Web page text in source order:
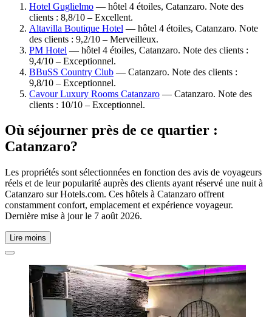
Hotel Guglielmo — hôtel 4 étoiles, Catanzaro. Note des
clients : 8,8/10 – Excellent.
Altavilla Boutique Hotel — hôtel 4 étoiles, Catanzaro. Note
des clients : 9,2/10 – Merveilleux.
PM Hotel — hôtel 4 étoiles, Catanzaro. Note des clients :
9,4/10 – Exceptionnel.
BBuSS Country Club — Catanzaro. Note des clients :
9,8/10 – Exceptionnel.
Cavour Luxury Rooms Catanzaro — Catanzaro. Note des
clients : 10/10 – Exceptionnel.
Où séjourner près de ce quartier :
Catanzaro?
Les propriétés sont sélectionnées en fonction des avis de voyageurs
réels et de leur popularité auprès des clients ayant réservé une nuit à
Catanzaro sur Hotels.com. Ces hôtels à Catanzaro offrent
constamment confort, emplacement et expérience voyageur.
Dernière mise à jour le 7 août 2026.
Lire moins